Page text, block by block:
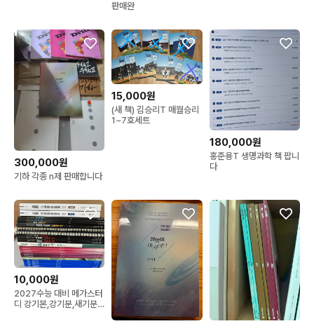
판매완
300,000원
기하 각종 n제 판매합니다
15,000원
(새 책) 김승리T 매월승리
1~7호세트
180,000원
홍준용T 생명과학 책 팝니
다
10,000원
2027수능 대비 메가스터
디 강기본,강기분,새기분,